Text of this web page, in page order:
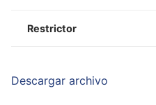
Restrictor
Descargar archivo